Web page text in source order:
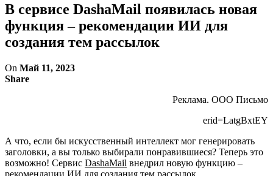
В сервисе DashaMail появилась новая
функция – рекомендации ИИ для
создания тем рассылок
On Май 11, 2023
Share
Реклама. ООО Письмо
erid=LatgBxtEY
А что, если бы искусственный интеллект мог генерировать
заголовки, а вы только выбирали понравившиеся? Теперь это
возможно! Сервис DashaMail внедрил новую функцию –
рекомендации ИИ для создания тем рассылок.